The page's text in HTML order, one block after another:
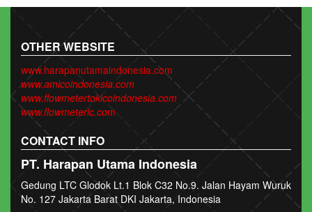
OTHER WEBSITE
www.harapanutamaindonesia.com
www.amicoindonesia.com
www.flowmetertokicoindonesia.com
www.flowmeterlc.com
CONTACT INFO
PT. Harapan Utama Indonesia
Gedung LTC Glodok Lt.1 Blok C32 No.9. Jalan Hayam Wuruk
No. 127 Jakarta Barat DKI Jakarta, Indonesia